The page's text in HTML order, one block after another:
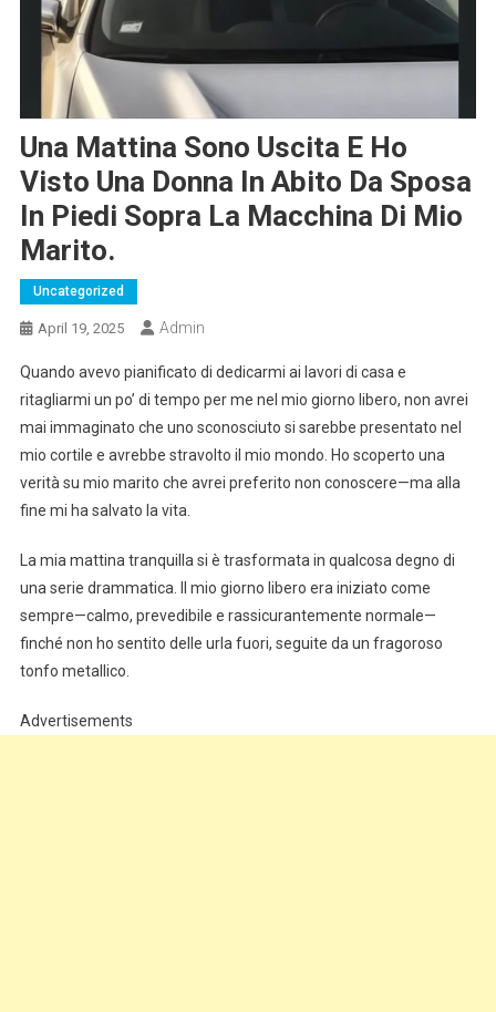
Una Mattina Sono Uscita E Ho
Visto Una Donna In Abito Da Sposa
In Piedi Sopra La Macchina Di Mio
Marito.
Uncategorized
April 19, 2025 Admin
Quando avevo pianificato di dedicarmi ai lavori di casa e
ritagliarmi un po’ di tempo per me nel mio giorno libero, non avrei
mai immaginato che uno sconosciuto si sarebbe presentato nel
mio cortile e avrebbe stravolto il mio mondo. Ho scoperto una
verità su mio marito che avrei preferito non conoscere—ma alla
fine mi ha salvato la vita.
La mia mattina tranquilla si è trasformata in qualcosa degno di
una serie drammatica. Il mio giorno libero era iniziato come
sempre—calmo, prevedibile e rassicurantemente normale—
finché non ho sentito delle urla fuori, seguite da un fragoroso
tonfo metallico.
Advertisements